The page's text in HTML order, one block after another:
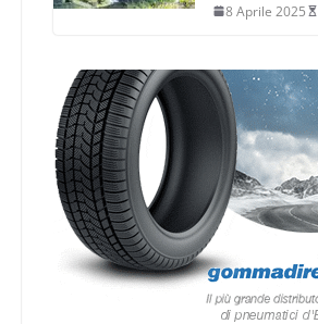
8 Aprile 2025